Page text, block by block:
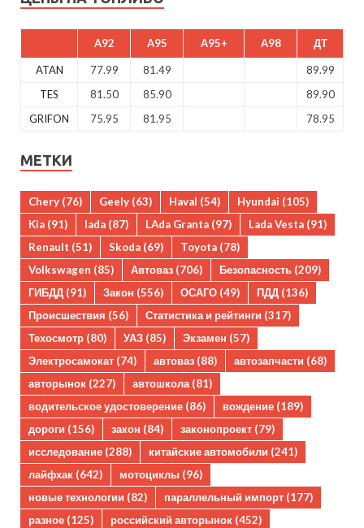
A92 A95 A95+ A98 ДТ
ATAN 77.99 81.49
89.99
TES
81.50 85.90
89.90
GRIFON
75.95 81.95 78.95
МЕТКИ
Chery (76) Geely (63) Haval (54) Hyundai (105)
Kia (91) lada (87) LAda Granta (97) Lada Vesta (91)
Renault (51) Skoda (69) Toyota (78)
Volkswagen (85) Автоваз (706) Безопасность (209)
ГИБДД (91) Закон (556) ОСАГО (49) ПДД (136)
Происшествия (56) Статистика и рейтинги (317)
Техосмотр (80) УАЗ (85) Экзамен (57)
Электросамокат (74) автоваз (88) автозапчасти (68)
авторынок (227) автошкола(81)
водительское удостоверение (86) вождение (189)
дороги (156) закон (84) законопроект (79)
исследование (288) китайские автомобили (241)
лайфхак (642) мотоциклы (96)
новые технологии (82) параллельный импорт (177)
разное (125) российский авторынок (452)